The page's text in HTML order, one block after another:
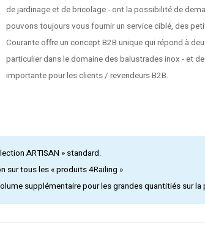
de jardinage et de bricolage - ont la possibilité de
pouvons toujours vous fournir un service ciblé, des
Courante offre un concept B2B unique qui répond à
particulier dans le domaine des balustrades inox - et
importante pour les clients / revendeurs B2B.
ARTISAN » standard.
sur tous les « produits 4Railing »
supplémentaire pour les grandes quantitiés sur